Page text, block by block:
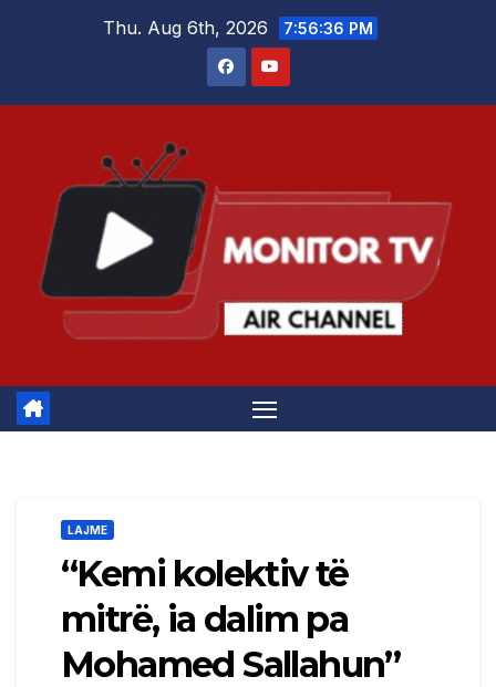
Thu. Aug 6th, 2026 7:56:36 PM
LAJME
“Kemi kolektiv të
mitrë, ia dalim pa
Mohamed Sallahun”